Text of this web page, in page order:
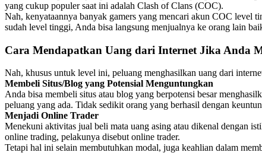
yang cukup populer saat ini adalah Clash of Clans (COC).
Nah, kenyataannya banyak gamers yang mencari akun COC level
sudah level tinggi, Anda bisa langsung menjualnya ke orang lain
Cara Mendapatkan Uang dari Internet Jika Anda
Nah, khusus untuk level ini, peluang menghasilkan uang dari
Membeli Situs/Blog yang Potensial Menguntungkan
Anda bisa membeli situs atau blog yang berpotensi besar
peluang yang ada. Tidak sedikit orang yang berhasil dengan
Menjadi Online Trader
Menekuni aktivitas jual beli mata uang asing atau dikenal dengan
online trading, pelakunya disebut online trader.
Tetapi hal ini selain membutuhkan modal, juga keahlian dalam